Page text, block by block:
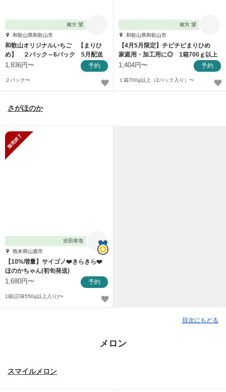
南方 望
和歌山県和歌山市
和歌山オリジナルいちご 【まりひ
め】 ２パック～6パック 5月配送
1,836円〜 予約
２パック〜
南方 望
和歌山県和歌山市
【4月5月限定】チビチビまりひめ
家庭用・加工用に◎ 1箱700ｇ以上
1,404円〜 予約
１箱700g以上（2パック入り）〜
さがほのか
吉田幸浩
熊本県山鹿市
【10%増量】サイゴノ❤️きらきら❤️
ほのかちゃん(初旬発送)
1,680円〜 予約
1箱(正味550g以上入り)〜
目次にもどる
メロン
スマイルメロン